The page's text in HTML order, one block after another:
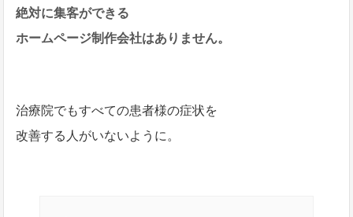
絶対に集客ができる
ホームページ制作会社はありません。
治療院でもすべての患者様の症状を
改善する人がいないように。